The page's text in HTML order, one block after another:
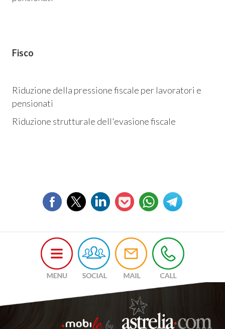
Fisco
Riduzione della pressione fiscale per lavoratori e
pensionati
Riduzione strutturale dell'evasione fiscale